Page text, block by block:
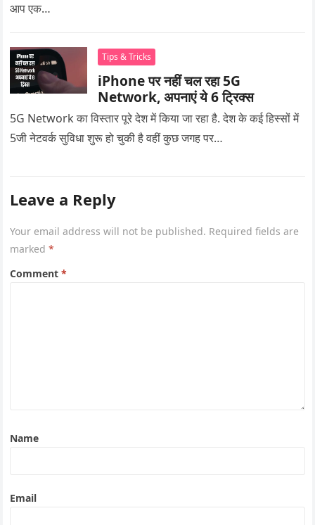
आप एक…
Tips & Tricks
iPhone पर नहीं चल रहा 5G
Network, अपनाएं ये 6 ट्रिक्स
5G Network का विस्तार पूरे देश में किया जा रहा है. देश के कई हिस्सों में
5जी नेटवर्क सुविधा शुरू हो चुकी है वहीं कुछ जगह पर…
Leave a Reply
Your email address will not be published. Required fields are
marked*
Comment*
Name
Email